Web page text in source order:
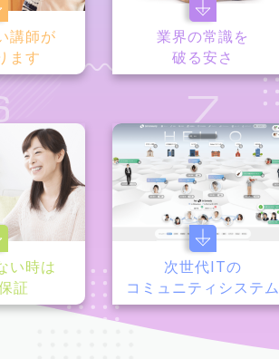
講師が
ます
業界の常識を
破る安さ
い時は
証
7
次世代ITの
コミュニティシステム